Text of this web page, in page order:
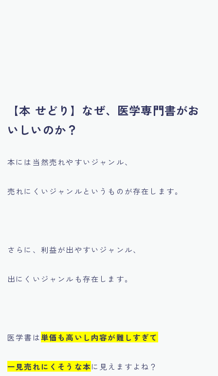
【本 せどり】なぜ、医学専門書がお
いしいのか？
本には当然売れやすいジャンル、
売れにくいジャンルというものが存在します。
さらに、利益が出やすいジャンル、
出にくいジャンルも存在します。
医学書は単価も高いし内容が難しすぎて
一見売れにくそうな本に見えますよね？